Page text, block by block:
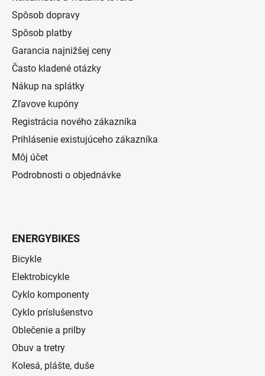
Spôsob dopravy
Spôsob platby
Garancia najnižšej ceny
Často kladené otázky
Nákup na splátky
Zľavove kupóny
Registrácia nového zákazníka
Prihlásenie existujúceho zákazníka
Môj účet
Podrobnosti o objednávke
ENERGYBIKES
Bicykle
Elektrobicykle
Cyklo komponenty
Cyklo príslušenstvo
Oblečenie a prilby
Obuv a tretry
Kolesá, plášte, duše